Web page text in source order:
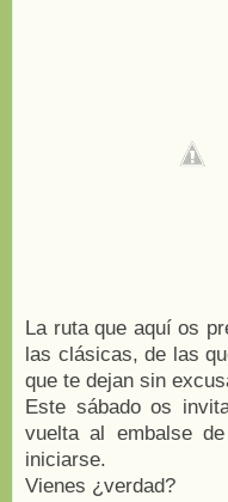
La ruta que aquí os
las clásicas, de las
que te dejan sin
Este sábado os
vuelta al embalse
iniciarse.
Vienes ¿verdad?